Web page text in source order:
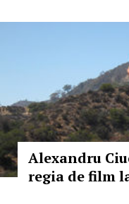
Alexandru
regia de film